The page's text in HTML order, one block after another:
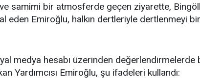
ve samimi bir atmosferde geçen ziyarette,
eden Emiroğlu, halkın dertleriyle dertlenmeyi
medya hesabı üzerinden değerlendirmelerde
Yardımcısı Emiroğlu, şu ifadeleri kullandı: